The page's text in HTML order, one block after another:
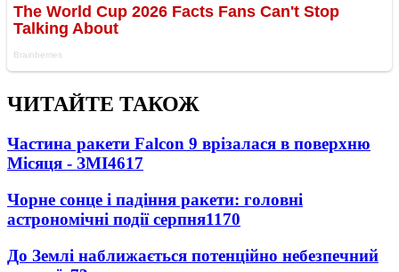
ЧИТАЙТЕ ТАКОЖ
Частина ракети Falcon 9 врізалася в поверхню
Місяця - ЗМІ4617
Чорне сонце і падіння ракети: головні
астрономічні події серпня1170
До Землі наближається потенційно небезпечний